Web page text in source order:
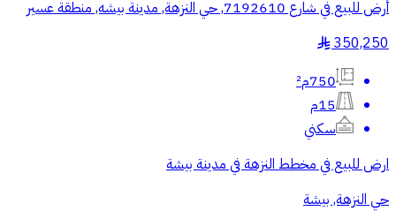
أرض للبيع في شارع 7192610, حي النزهة, مدينة بيشه, منطقة عسير
350,250
§
750م²
15م
سكني
ارض للبيع في مخطط النزهة في مدينة بيشة
حي النزهة, بيشة